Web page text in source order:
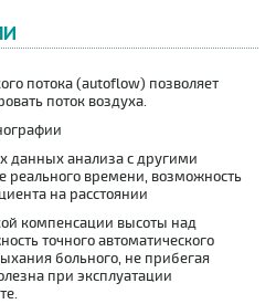
потока (autoflow) позволяет
поток воздуха.
данных анализа с другими
реального времени, возможность
на расстоянии
компенсации высоты над
точного автоматического
больного, не прибегая
при эксплуатации